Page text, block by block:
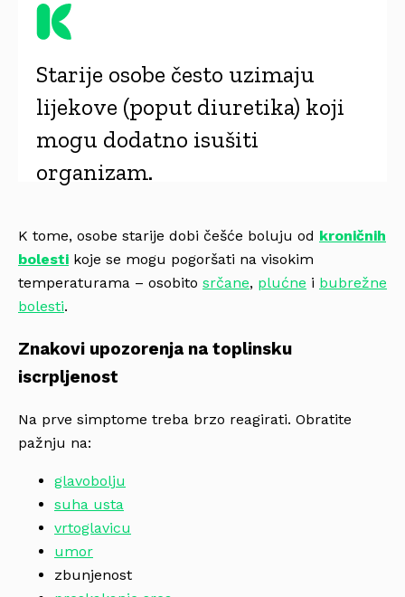
Starije osobe često uzimaju
lijekove (poput diuretika) koji
mogu dodatno isušiti
organizam.
K tome, osobe starije dobi češće boluju od kroničnih
bolesti koje se mogu pogoršati na visokim
temperaturama – osobito srčane, plućne i bubrežne
bolesti.
Znakovi upozorenja na toplinsku
iscrpljenost
Na prve simptome treba brzo reagirati. Obratite
pažnju na:
glavobolju
suha usta
vrtoglavicu
umor
zbunjenost